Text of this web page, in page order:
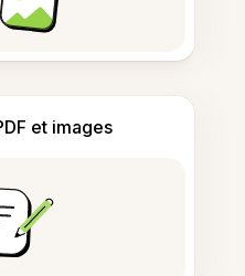
et images